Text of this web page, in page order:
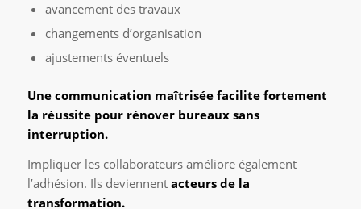
avancement des travaux
changements d’organisation
ajustements éventuels
Une communication maîtrisée facilite fortement
la réussite pour rénover bureaux sans
interruption.
Impliquer les collaborateurs améliore également
l’adhésion. Ils deviennent acteurs de la
transformation.